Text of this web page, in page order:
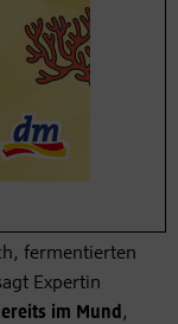
fermentierten
Expertin
im Mund ,